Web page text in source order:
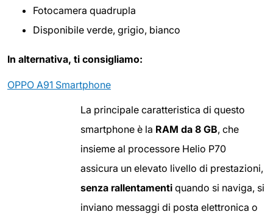
Fotocamera quadrupla
Disponibile verde, grigio, bianco
In alternativa, ti consigliamo:
OPPO A91 Smartphone
La principale caratteristica di questo
smartphone è la RAM da 8 GB, che
insieme al processore Helio P70
assicura un elevato livello di prestazioni,
senza rallentamenti quando si naviga, si
inviano messaggi di posta elettronica o